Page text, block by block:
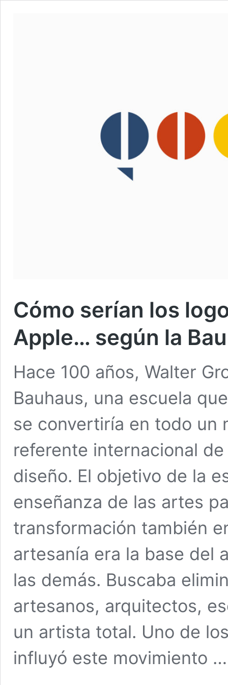
Cómo serían los
Apple… según la
Hace 100 años, Walter
Bauhaus, una escuela
se convertiría en todo un
referente internacional
diseño. El objetivo de la
enseñanza de las artes
transformación también
artesanía era la base del
las demás. Buscaba
artesanos, arquitectos,
un artista total. Uno de
influyó este movimiento